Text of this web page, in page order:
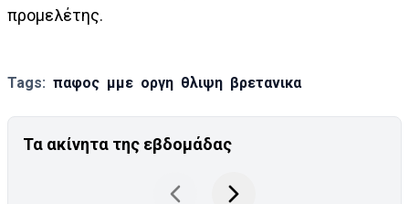
προμελέτης.
Tags: παφος μμε οργη θλιψη βρετανικα
Τα ακίνητα της εβδομάδας